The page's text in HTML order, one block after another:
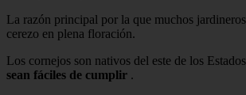
La razón principal por la que muchos
cerezo en plena floración.
Los cornejos son nativos del este de los
sean fáciles de cumplir .